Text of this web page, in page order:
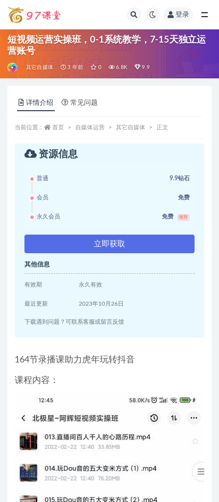
登录
短视频运营实操班，0-1系统教学，7-15天独立运
营账号
其它自媒体 3 年前 0 6.8K 9.9
详情介绍 常见问题
当前位置： 首页 自媒体运营 其它自媒体 正文
资源信息
普通 9.9钻石
会员 免费
永久会员 免费 推荐
立即获取
其他信息
有效期 永久有效
最近更新 2023年10月26日
下载遇到问题？可联系客服或留言反馈
164节录播课助力虎年玩转抖音
课程内容：